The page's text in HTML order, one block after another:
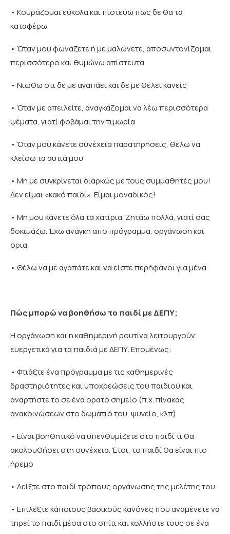
• Κουράζομαι εύκολα και πιστεύω πως δε θα τα
καταφέρω
• Όταν μου φωνάζετε ή με μαλώνετε, αποσυντονίζομαι
περισσότερο και θυμώνω απίστευτα
• Νιώθω ότι δε με αγαπάει και δε με θέλει κανείς
• Όταν με απειλείτε, αναγκάζομαι να λέω περισσότερα
ψέματα, γιατί φοβάμαι την τιμωρία
• Όταν μου κάνετε συνέχεια παρατηρήσεις, θέλω να
κλείσω τα αυτιά μου
• Μη με συγκρίνεται διαρκώς με τους συμμαθητές μου!
Δεν είμαι «κακό παιδί». Είμαι μοναδικός!
• Μη μου κάνετε όλα τα χατίρια. Ζητάω πολλά, γιατί σας
δοκιμάζω. Έχω ανάγκη από πρόγραμμα, οργάνωση και
όρια
• Θέλω να με αγαπάτε και να είστε περήφανοι για μένα
Πώς μπορώ να βοηθήσω το παιδί με ΔΕΠΥ;
Η οργάνωση και η καθημερινή ρουτίνα λειτουργούν
ευεργετικά για τα παιδιά με ΔΕΠΥ. Επομένως:
• Φτιάξτε ένα πρόγραμμα με τις καθημερινές
δραστηριότητες και υποχρεώσεις του παιδιού και
αναρτήστε το σε ένα ορατό σημείο (π.χ. πίνακας
ανακοινώσεων στο δωμάτιό του, ψυγείο, κλπ)
• Είναι βοηθητικό να υπενθυμίζετε στο παιδί τι θα
ακολουθήσει στη συνέχεια. Έτσι, το παιδί θα είναι πιο
ήρεμο
• Δείξτε στο παιδί τρόπους οργάνωσης της μελέτης του
• Επιλέξτε κάποιους βασικούς κανόνες που αναμένετε να
τηρεί το παιδί μέσα στο σπίτι και κολλήστε τους σε ένα